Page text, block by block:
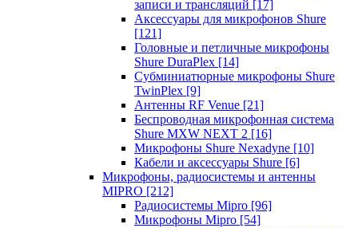
записи и трансляций [17]
Аксессуары для микрофонов Shure
[121]
Головные и петличные микрофоны
Shure DuraPlex [14]
Субминиатюрные микрофоны Shure
TwinPlex [9]
Антенны RF Venue [21]
Беспроводная микрофонная система
Shure MXW NEXT 2 [16]
Микрофоны Shure Nexadyne [10]
Кабели и аксессуары Shure [6]
Микрофоны, радиосистемы и антенны
MIPRO [212]
Радиосистемы Mipro [96]
Микрофоны Mipro [54]